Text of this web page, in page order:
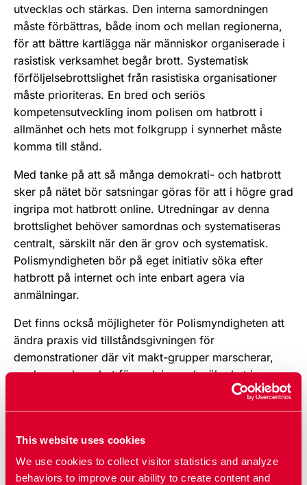
This website uses cookies
We use cookies to collect visitor statistics and analyze
behaviors to improve our ability to create content and
utvecklas och stärkas. Den interna samordningen
måste förbättras, både inom och mellan regionerna,
för att bättre kartlägga när människor organiserade i
rasistisk verksamhet begår brott. Systematisk
förföljelsebrottslighet från rasistiska organisationer
måste prioriteras. En bred och seriös
kompetensutveckling inom polisen om hatbrott i
allmänhet och hets mot folkgrupp i synnerhet måste
komma till stånd.
Med tanke på att så många demokrati- och hatbrott
sker på nätet bör satsningar göras för att i högre grad
ingripa mot hatbrott online. Utredningar av denna
brottslighet behöver samordnas och systematiseras
centralt, särskilt när den är grov och systematisk.
Polismyndigheten bör på eget initiativ söka efter
hatbrott på internet och inte enbart agera via
anmälningar.
Det finns också möjligheter för Polismyndigheten att
ändra praxis vid tillståndsgivningen för
demonstrationer där vit makt-grupper marscherar,
med uppenbara hot för ordning och säkerhet i
bemärkelsen att hatbrott kan komma att begås. Det
har också experter på området påpekat.
Slutligen: kampen mot rasismen måste givetvis också
föras utanför rättsväsendets institutioner.
Jämlikhetsdata är ett verktyg som måste utforskas för